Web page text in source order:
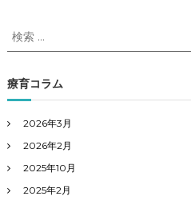
検
索
象
:
療育コラム
2026年3月
2026年2月
2025年10月
2025年2月